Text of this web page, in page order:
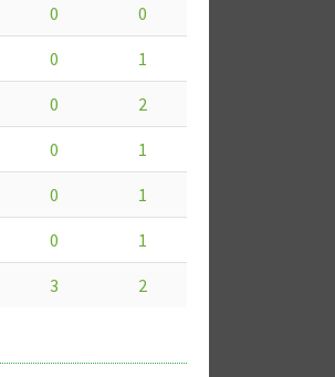
0 0
0 1
0 2
0 1
0 1
0 1
3 2